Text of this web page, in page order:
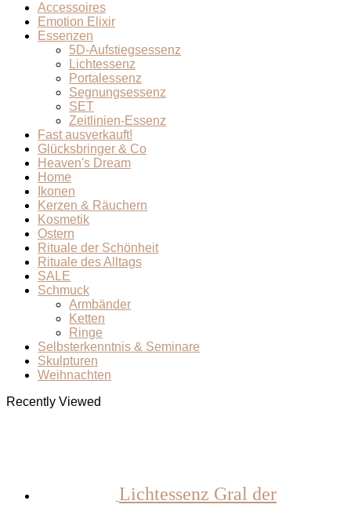
Accessoires
Emotion Elixir
Essenzen
5D-Aufstiegsessenz
Lichtessenz
Portalessenz
Segnungsessenz
SET
Zeitlinien-Essenz
Fast ausverkauft!
Glücksbringer & Co
Heaven's Dream
Home
Ikonen
Kerzen & Räuchern
Kosmetik
Ostern
Rituale der Schönheit
Rituale des Alltags
SALE
Schmuck
Armbänder
Ketten
Ringe
Selbsterkenntnis & Seminare
Skulpturen
Weihnachten
Recently Viewed
Lichtessenz Gral der